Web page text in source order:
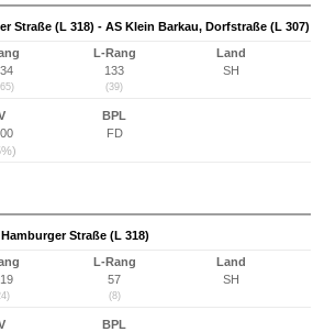
Straße (L 318) - AS Klein Barkau, Dorfstraße (L 307)
L-Rang
133
(39)
Land
SH
BPL
FD
Straße (L 318)
L-Rang
57
(8)
Land
SH
BPL